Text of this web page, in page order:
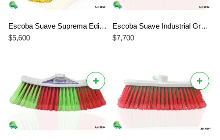
Escoba Suave Suprema Edición Colombia # 24 Sin cabo
$5,600
Escoba Suave Industrial Grande de 400 Gramos
$7,700
+ +